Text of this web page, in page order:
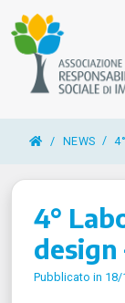
/ NEWS
4°
Pubblicato in 18/